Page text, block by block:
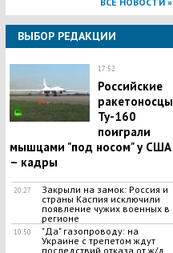
ВЫБОР РЕДАКЦИИ
17:52
Российские
ракетоносцы
Ту-160
поиграли
мышцами "под носом" у США
– кадры
20:27
Закрыли на замок: Россия и
страны Каспия исключили
появление чужих военных в
регионе
10:50
"Да" газопроводу: на
Украине с трепетом ждут
последствий отказа от ж/д